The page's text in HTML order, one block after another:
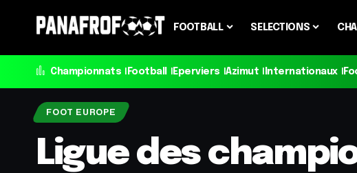
FOOTBALL SELECTIONS
Championnats Football Eperviers Azimut Internationaux
FOOT EUROPE
Ligue des